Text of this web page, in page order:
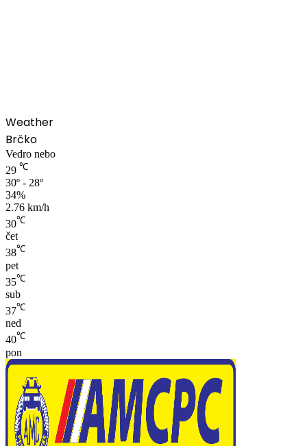
Weather
Brčko
Vedro nebo
29 ℃
30º - 28º
34%
2.76 km/h
30℃
čet
38℃
pet
35℃
sub
37℃
ned
40℃
pon